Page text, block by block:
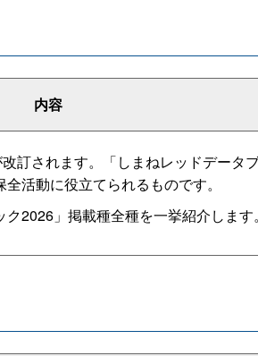
内容
訂されます。「しまねレッドデータ
活動に役立てられるものです。
2026」掲載種全種を一挙紹介します。